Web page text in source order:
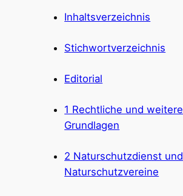
Inhaltsverzeichnis
Stichwortverzeichnis
Editorial
1 Rechtliche und weitere
Grundlagen
2 Naturschutzdienst und
Naturschutzvereine